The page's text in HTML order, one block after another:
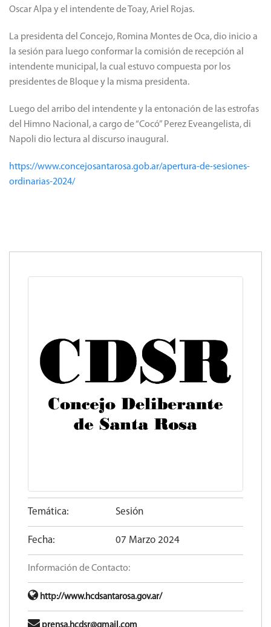
Oscar Alpa y el intendente de Toay, Ariel Rojas.
La presidenta del Concejo, Romina Montes de Oca, dio inicio a
la sesión para luego conformar la comisión de recepción al
intendente municipal, la cual estuvo compuesta por los
presidentes de Bloque y la misma presidenta.
Luego del arribo del intendente y la entonación de las estrofas
del Himno Nacional, a cargo de “Cocó” Perez Eveangelista, di
Napoli dio lectura al discurso inaugural.
https://www.concejosantarosa.gob.ar/apertura-de-sesiones-
ordinarias-2024/
Temática: Sesión
Fecha: 07 Marzo 2024
Información de Contacto:
http://www.hcdsantarosa.gov.ar/